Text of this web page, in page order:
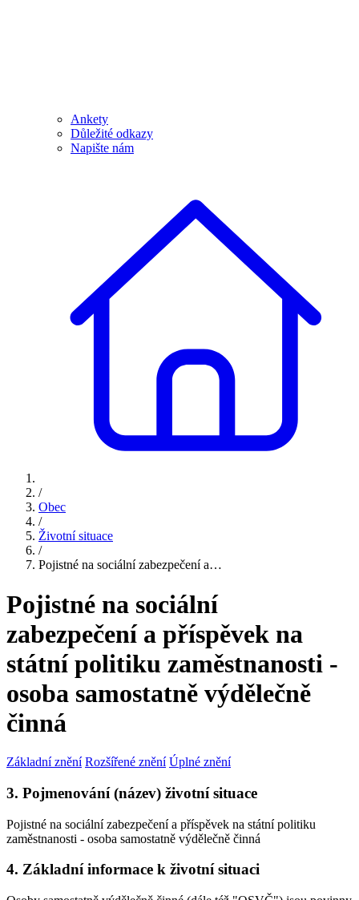
Ankety
Důležité odkazy
Napište nám
/
Obec
/
Životní situace
/
Pojistné na sociální zabezpečení a…
Pojistné na sociální
zabezpečení a příspěvek na
státní politiku zaměstnanosti -
osoba samostatně výdělečně
činná
Základní znění Rozšířené znění Úplné znění
3. Pojmenování (název) životní situace
Pojistné na sociální zabezpečení a příspěvek na státní politiku
zaměstnanosti - osoba samostatně výdělečně činná
4. Základní informace k životní situaci